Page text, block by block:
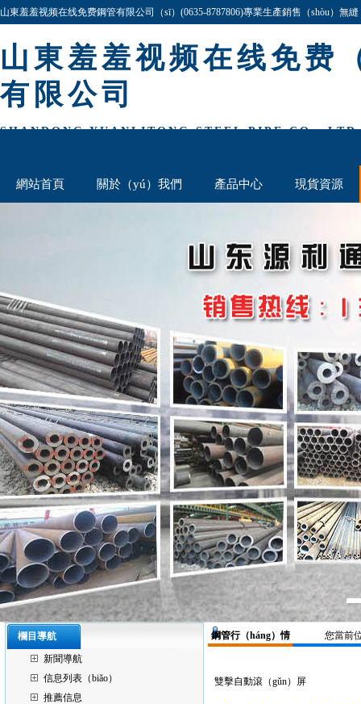
山東羞羞视频在线免费鋼管有限公司（sī）(0635-8787806)專業生產銷售（shòu）無
山東羞羞视频在线免费
有限公司
SHANDONG YUANLITONG STEEL PIPE CO.,
網站首頁 關於（yú）我們 產品中心 現貨資源
欄目導航
新聞導航
信息列表（biǎo）
推薦信息
鋼管行（háng）情 您當前
雙擊自動滾（gǔn）屏